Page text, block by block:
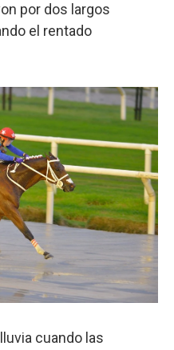
por dos largos
el rentado
cuando las